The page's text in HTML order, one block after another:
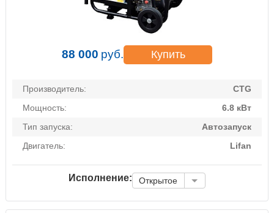
88 000 руб. Купить
Производитель:
CTG
Мощность:
6.8 кВт
Тип запуска:
Автозапуск
Двигатель:
Lifan
Исполнение: Открытое